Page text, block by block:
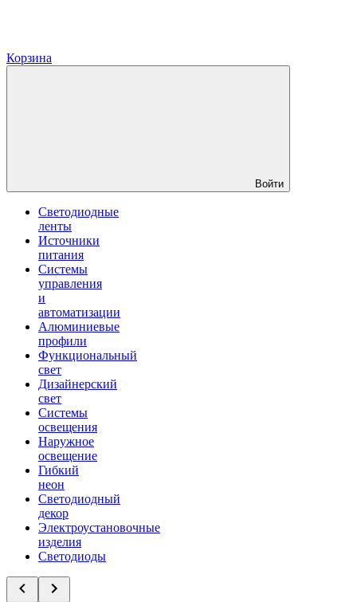
Корзина
Войти
Светодиодные
ленты
Источники
питания
Системы
управления
и
автоматизации
Алюминиевые
профили
Функциональный
свет
Дизайнерский
свет
Системы
освещения
Наружное
освещение
Гибкий
неон
Светодиодный
декор
Электроустановочные
изделия
Светодиоды